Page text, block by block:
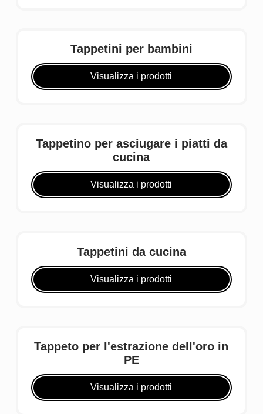
Tappetini per bambini
Visualizza i prodotti
Tappetino per asciugare i piatti da
cucina
Visualizza i prodotti
Tappetini da cucina
Visualizza i prodotti
Tappeto per l'estrazione dell'oro in
PE
Visualizza i prodotti